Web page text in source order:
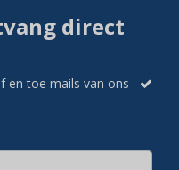
direct
en toe mails van ons